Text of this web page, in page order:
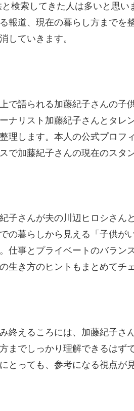
検索してきた人は多いと思
報道、現在の暮らし方までを
していきます。
で語られる加藤紀子さんの
ナリスト加藤紀子さんとタレ
理します。本人の公式プロフ
で加藤紀子さんの現在のスタ
子さんが夫の川辺ヒロシさん
の暮らしから見える「子供が
仕事とプライベートのバラ
生き方のヒントもまとめてチ
終えるころには、加藤紀子さ
までしっかり理解できるはず
とっても、参考になる視点が